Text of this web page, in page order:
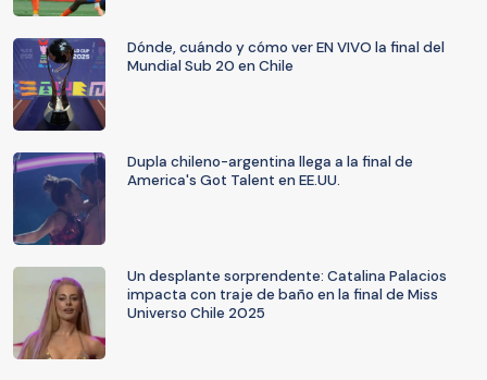
Dónde, cuándo y cómo ver EN VIVO la final del
Mundial Sub 20 en Chile
Dupla chileno-argentina llega a la final de
America's Got Talent en EE.UU.
Un desplante sorprendente: Catalina Palacios
impacta con traje de baño en la final de Miss
Universo Chile 2025